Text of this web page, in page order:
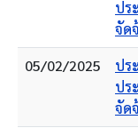
ปร
จัด
05/02/2025
ปร
ปร
จัด